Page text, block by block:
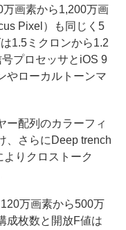
画素から1,200万画
Pixel）も同じく5
1.5ミクロンから1.2
プロセッサとiOS 9
やローカルトーンマ
ー配列のカラーフィ
、さらにDeep trench
りクロストーク
万画素から500万
成枚数と開放F値は